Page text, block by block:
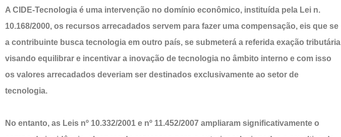
A CIDE-Tecnologia é uma intervenção no domínio econômico, instituída pela Lei n.
10.168/2000, os recursos arrecadados servem para fazer uma compensação, eis que se
a contribuinte busca tecnologia em outro país, se submeterá a referida exação tributária
visando equilibrar e incentivar a inovação de tecnologia no âmbito interno e com isso
os valores arrecadados deveriam ser destinados exclusivamente ao setor de
tecnologia.
No entanto, as Leis nº 10.332/2001 e nº 11.452/2007 ampliaram significativamente o